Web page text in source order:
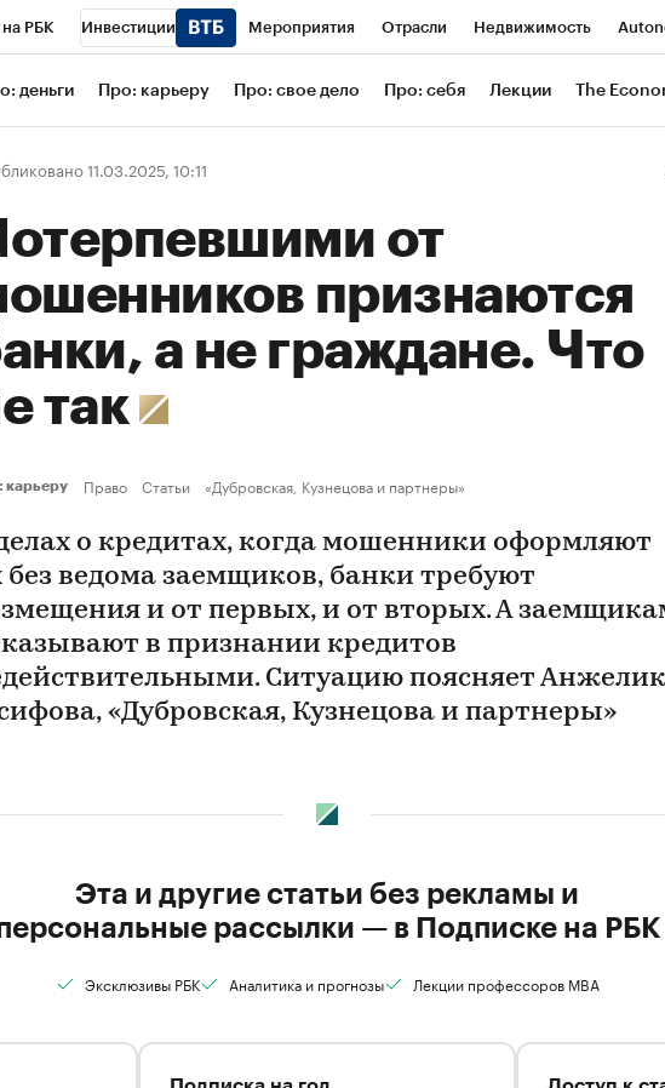
РБК Инвестиции Мероприятия Отрасли Недвижимость
РБК РБК Образование РБК Life Тренды Визионеры
валюты
деньги Про: карьеру Про: свое дело Про: себя Лекции The
11.03.2025, 10:11
от
признаются
а не граждане. Что
так
карьеру Право Статьи «Дубровская, Кузнецова и партнеры»
о кредитах, когда мошенники оформляют
без ведома заемщиков, банки требуют
и от первых, и от вторых. А
в признании кредитов
Ситуацию поясняет
«Дубровская, Кузнецова и партнеры»
Эта и другие статьи без рекламы и
рассылки — в Подписке на РБК
Эксклюзивы РБК Аналитика и прогнозы Лекции профессоров MBA